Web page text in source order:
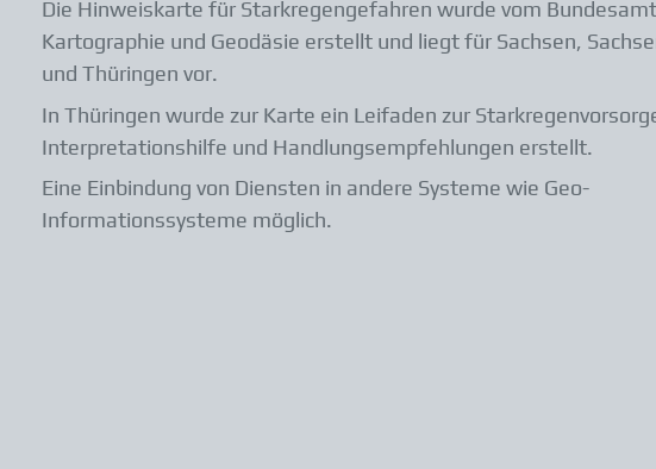
Die Hinweiskarte für Starkregengefahren wurde vom
Kartographie und Geodäsie erstellt und liegt für Sachsen,
und Thüringen vor.
In Thüringen wurde zur Karte ein Leifaden zur
Interpretationshilfe und Handlungsempfehlungen erstellt.
Eine Einbindung von Diensten in andere Systeme wie Geo-
Informationssysteme möglich.